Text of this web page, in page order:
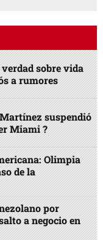
sobre vida
a rumores
suspendió
Miami ?
Olimpia
de la
por
a negocio en